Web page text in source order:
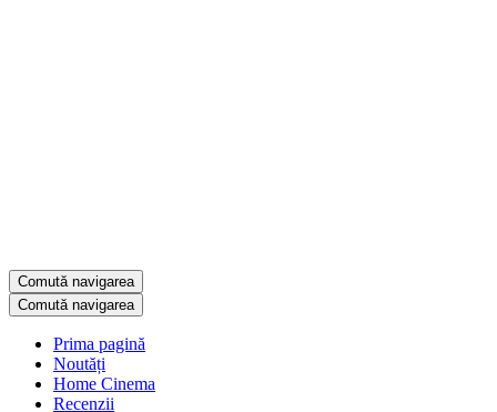
Comută navigarea
Comută navigarea
Prima pagină
Noutăți
Home Cinema
Recenzii